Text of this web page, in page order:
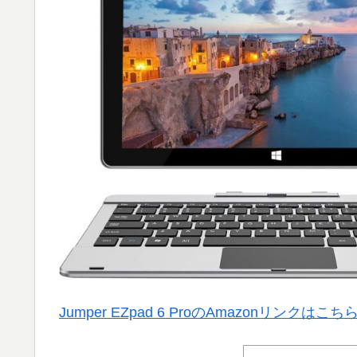
Jumper EZpad 6 ProのAmazonリンクはこち